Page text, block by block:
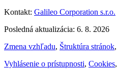
Kontakt: Galileo Corporation s.r.o.
Posledná aktualizácia: 6. 8. 2026
Zmena vzhľadu, Štruktúra stránok,
Vyhlásenie o prístupnosti, Cookies,